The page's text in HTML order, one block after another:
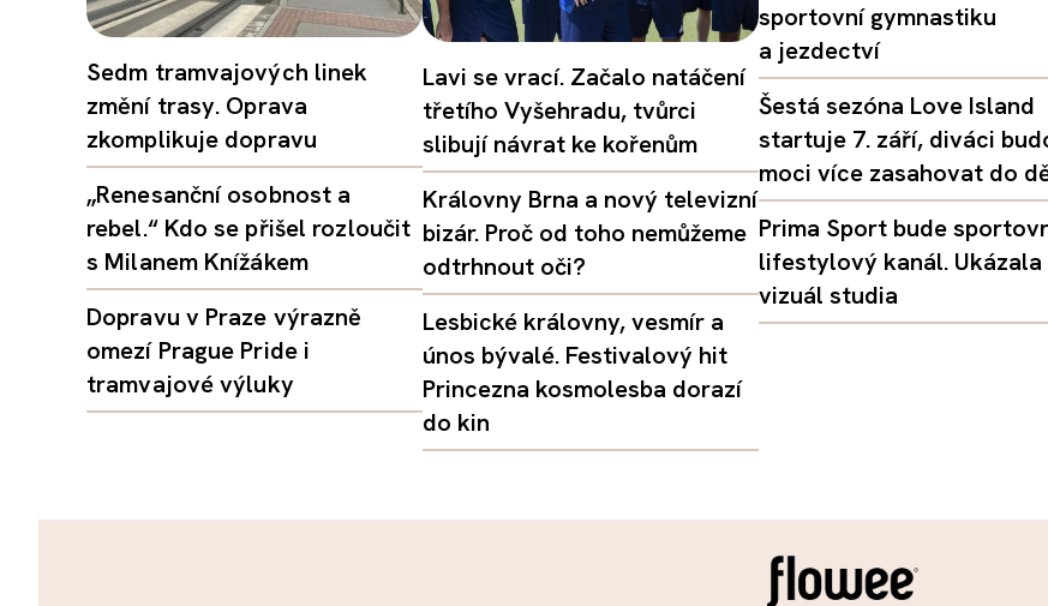
Sedm tramvajových linek
změní trasy. Oprava
zkomplikuje dopravu
„Renesanční osobnost a
rebel.“ Kdo se přišel rozloučit
s Milanem Knížákem
Dopravu v Praze výrazně
omezí Prague Pride i
tramvajové výluky
Lavi se vrací. Začalo natáčení
třetího Vyšehradu, tvůrci
slibují návrat ke kořenům
Královny Brna a nový televizní
bizár. Proč od toho nemůžeme
odtrhnout oči?
Lesbické královny, vesmír a
únos bývalé. Festivalový hit
Princezna kosmolesba dorazí
do kin
sportovní gymnastiku
a jezdectví
Šestá sezóna Love Island
startuje 7. září, diváci
moci více zasahovat do
Prima Sport bude
lifestylový kanál. Ukázala
vizuál studia